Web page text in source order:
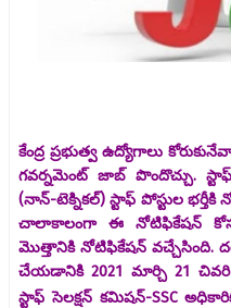
కేంద్ర ప్రభుత్వ ఉద్యోగాలు
గవర్నమెంట్ జాబ్ పొందొచ్చు.
(నాన్-టెక్నికల్) స్టాఫ్ పోస్టుల
చాలాకాలంగా ఈ నోటిఫికేషన్ కోసం
మొత్తానికి నోటిఫికేషన్ వచ్చేసింది.
చేయడానికి 2021 మార్చి 21 చివరి
స్టాఫ్ సెలక్షన్ కమిషన్-SSC